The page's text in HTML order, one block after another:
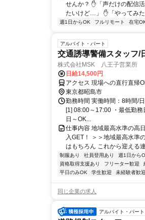
せんか？ ✋「声だけの配信
たいけど…」 ✋「やってみ
週1日からOK フルリモート 在宅
アルバイト・パート
交通誘導警備スタッフ/
株式会社MSK 八王子営業所
日給14,500円
アクセス 現場への直行直帰
東京都昭島市
勤務時間 実働時間：8時間/
[1] 08:00～17:00 ・最低勤
日～OK...
仕事内容 地域最高水準の高
入GET！ ＞＞地域最高水準
はもちろん これから迎える
制服あり 社員登用あり 週1日から
資格取得支援あり
フリーター歓迎
平日のみOK
学生歓迎 未経験者歓迎
同じ企業の求人
アルバイト・パート